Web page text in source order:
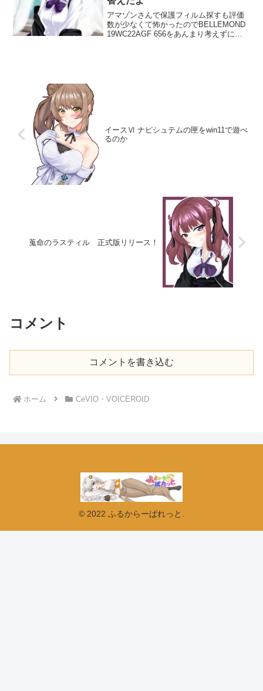
アマゾンさんで保護フィルム探すも評価
数が少なくて怖かったのでBELLEMOND
19WC22AGF 656をあんまり考えずに購
イースⅥ ナピシュテムの匣をwin11で遊べ
るのか
蒐命のラスティル 正式版リリース！
コメント
コメントを書き込む
ホーム CeVIO・VOICEROID
© 2022 ふるからーぱれっと.